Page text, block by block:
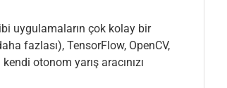
uygulamaların çok kolay bir
fazlası), TensorFlow, OpenCV,
otonom yarış aracınızı